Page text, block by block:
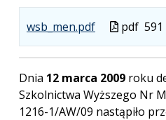
wsb_men.pdf.
Plik
w
formacie:
pdf
.
Rozmiar
pliku:
591
kB
.
Otwiera
się
w
nowej
karcie.
Plik
w
formacie
pdf 591
Dnia 12 marca 2009 roku
Szkolnictwa Wyższego Nr
1216-1/AW/09 nastąpiło